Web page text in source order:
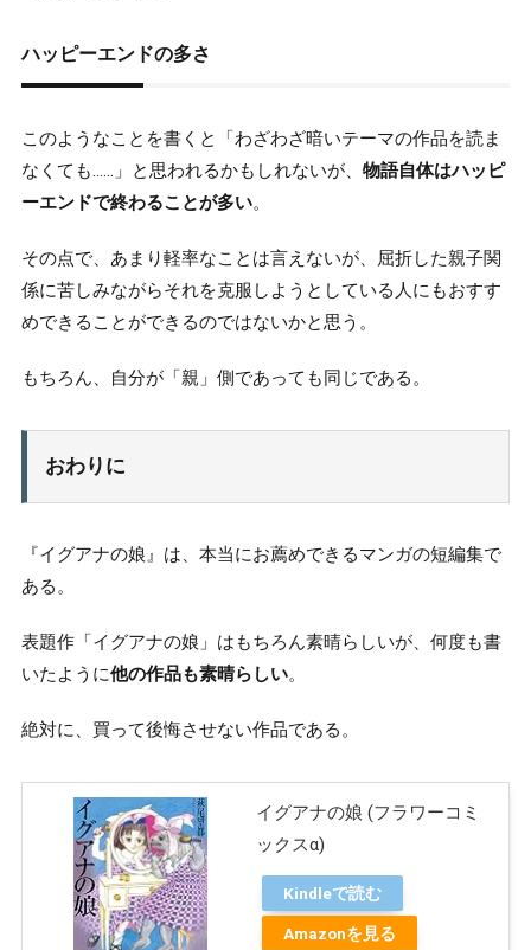
ハッピーエンドの多さ
このようなことを書くと「わざわざ暗いテーマの作品を読ま
なくても……」と思われるかもしれないが、 物語自体はハッピ
ーエンドで終わることが多い。
その点で、あまり軽率なことは言えないが、屈折した親子関
係に苦しみながらそれを克服しようとしている人にもおすす
めできることができるのではないかと思う。
もちろん、自分が「親」側であっても同じである。
おわりに
『イグアナの娘』は、本当にお薦めできるマンガの短編集で
ある。
表題作「イグアナの娘」はもちろん素晴らしいが、何度も書
いたように他の作品も素晴らしい。
絶対に、買って後悔させない作品である。
イグアナの娘 (フラワーコミ
ックスα)
Kindleで読む
Amazonを見る